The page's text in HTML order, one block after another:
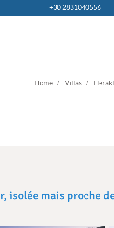
+30 2831040556
Home Villas
isolée mais proche